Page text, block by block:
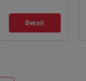
Detail